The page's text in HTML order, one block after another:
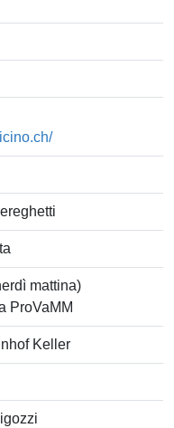
mattina)
ProVaMM
Keller